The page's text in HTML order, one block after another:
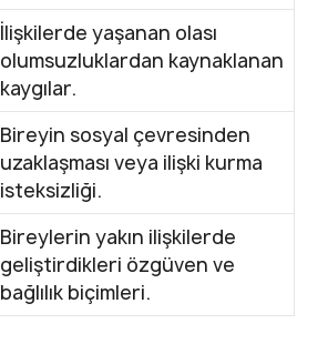
İlişkilerde yaşanan olası
olumsuzluklardan kaynaklanan
kaygılar.
Bireyin sosyal çevresinden
uzaklaşması veya ilişki kurma
isteksizliği.
Bireylerin yakın ilişkilerde
geliştirdikleri özgüven ve
bağlılık biçimleri.